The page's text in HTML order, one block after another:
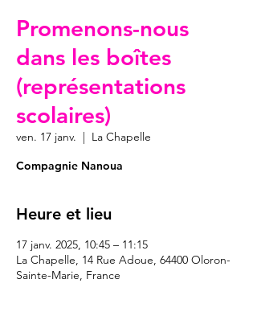
Promenons-nous
dans les boîtes
(représentations
scolaires)
ven. 17 janv.
  |
La Chapelle
Compagnie Nanoua
Heure et lieu
17 janv. 2025, 10:45 – 11:15
La Chapelle, 14 Rue Adoue, 64400 Oloron-
Sainte-Marie, France